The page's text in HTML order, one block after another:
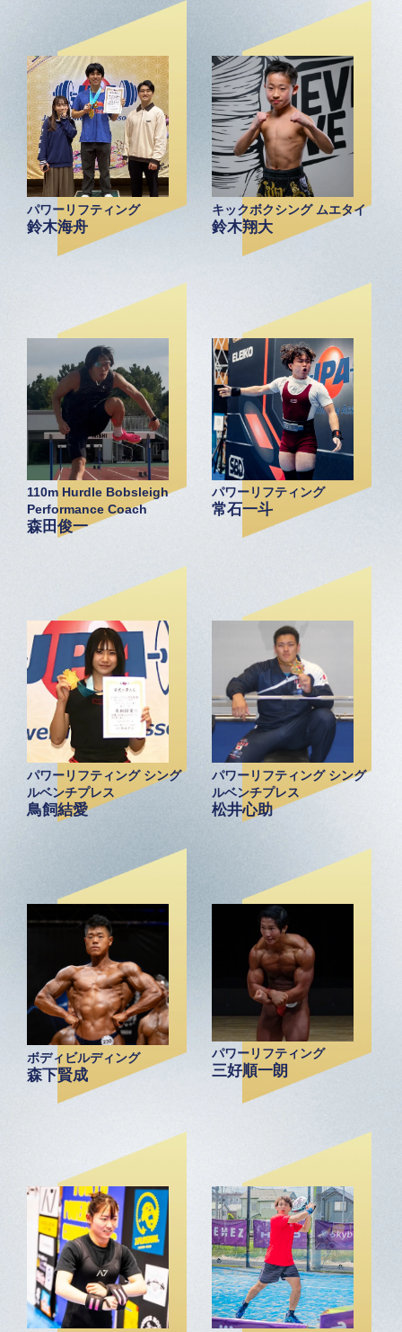
パワーリフティング
鈴木海舟
キックボクシング ムエタイ
鈴木翔大
110m Hurdle Bobsleigh
Performance Coach
森田俊一
パワーリフティング
常石一斗
パワーリフティング シング
ルベンチプレス
鳥飼結愛
パワーリフティング シング
ルベンチプレス
松井心助
ボディビルディング
森下賢成
パワーリフティング
三好順一朗